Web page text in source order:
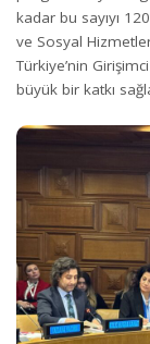
kadar bu sayıyı
ve Sosyal
Türkiye’nin
büyük bir katkı